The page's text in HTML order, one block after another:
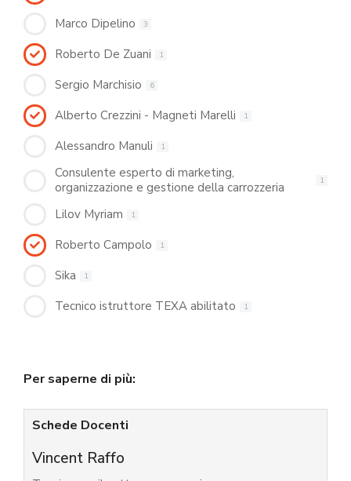
Marco Dipelino 3
Roberto De Zuani 1
Sergio Marchisio 6
Alberto Crezzini - Magneti Marelli 1
Alessandro Manuli 1
Consulente esperto di marketing,
organizzazione e gestione della carrozzeria
1
Lilov Myriam 1
Roberto Campolo 1
Sika 1
Tecnico istruttore TEXA abilitato 1
Per saperne di più:
Schede Docenti
Vincent Raffo